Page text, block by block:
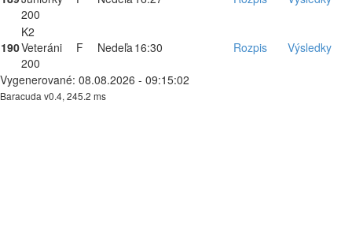
200
190
K2
Veteráni
200
F Nedeľa16:30 Rozpis Výsledky
Vygenerované: 08.08.2026 - 09:15:02
Baracuda v0.4, 245.2 ms